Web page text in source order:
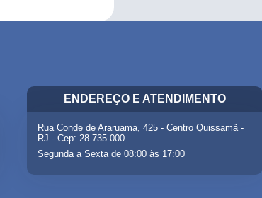
ENDEREÇO E ATENDIMENTO
Rua Conde de Araruama, 425 - Centro Quissamã -
RJ - Cep: 28.735-000
Segunda a Sexta de 08:00 às 17:00